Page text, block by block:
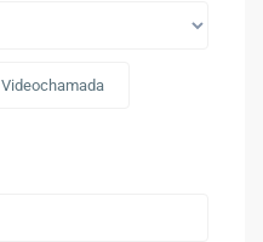
Videochamada